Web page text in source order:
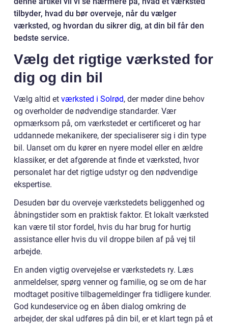
tilbyder, hvad du bør overveje, når du vælger
værksted, og hvordan du sikrer dig, at din bil får den
bedste service.
Vælg det rigtige værksted for
dig og din bil
Vælg altid et værksted i Solrød, der møder dine behov
og overholder de nødvendige standarder. Vær
opmærksom på, om værkstedet er certificeret og har
uddannede mekanikere, der specialiserer sig i din type
bil. Uanset om du kører en nyere model eller en ældre
klassiker, er det afgørende at finde et værksted, hvor
personalet har det rigtige udstyr og den nødvendige
ekspertise.
Desuden bør du overveje værkstedets beliggenhed og
åbningstider som en praktisk faktor. Et lokalt værksted
kan være til stor fordel, hvis du har brug for hurtig
assistance eller hvis du vil droppe bilen af på vej til
arbejde.
En anden vigtig overvejelse er værkstedets ry. Læs
anmeldelser, spørg venner og familie, og se om de har
modtaget positive tilbagemeldinger fra tidligere kunder.
God kundeservice og en åben dialog omkring de
arbejder, der skal udføres på din bil, er et klart tegn på et